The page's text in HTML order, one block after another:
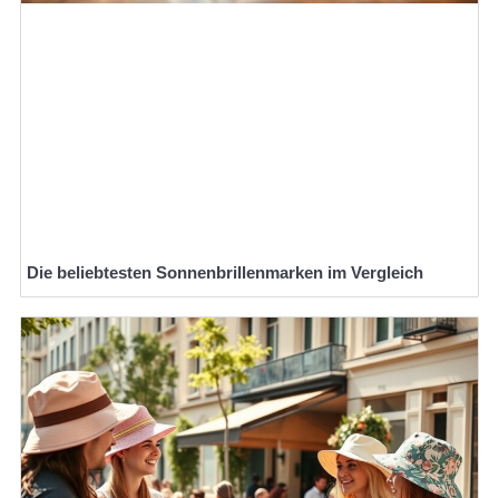
Die beliebtesten Sonnenbrillenmarken im Vergleich